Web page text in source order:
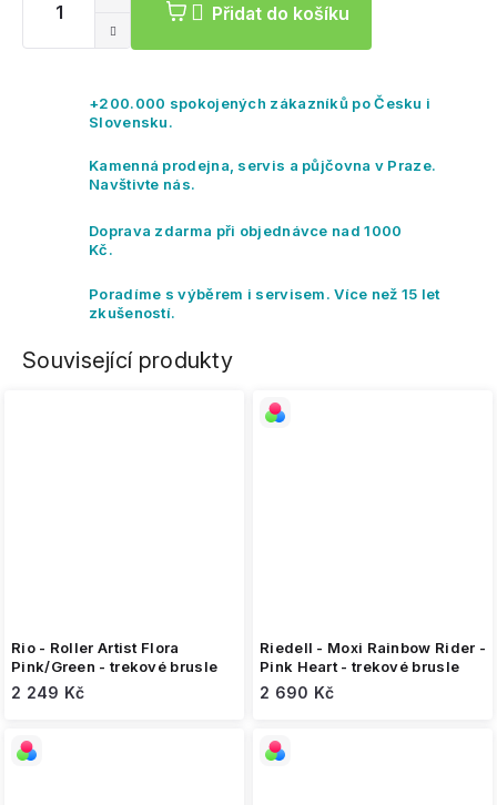
Přidat do košíku
+200.000 spokojených zákazníků po Česku i
Slovensku.
Kamenná prodejna, servis a půjčovna v Praze.
Navštivte nás.
Doprava zdarma při objednávce nad 1000
Kč.
Poradíme s výběrem i servisem. Více než 15 let
zkušeností.
Související produkty
Rio - Roller Artist Flora
Pink/Green - trekové brusle
2 249 Kč
Riedell - Moxi Rainbow Rider -
Pink Heart - trekové brusle
2 690 Kč